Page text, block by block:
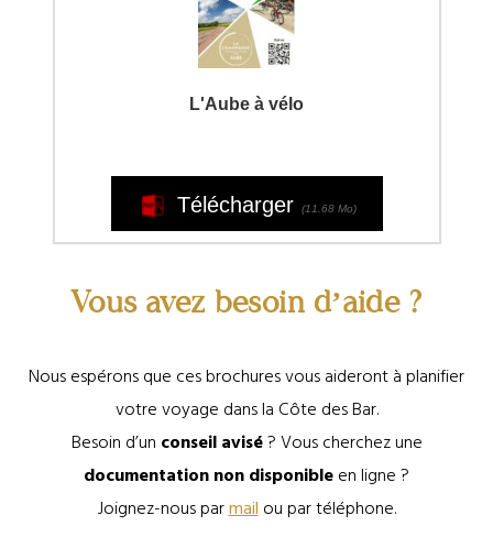
Vous avez besoin d’aide ?
Nous espérons que ces brochures vous aideront à planifier
votre voyage dans la Côte des Bar.
Besoin d’un conseil avisé? Vous cherchez une
documentation non disponibleen ligne ?
Joignez-nous parmailou par téléphone.